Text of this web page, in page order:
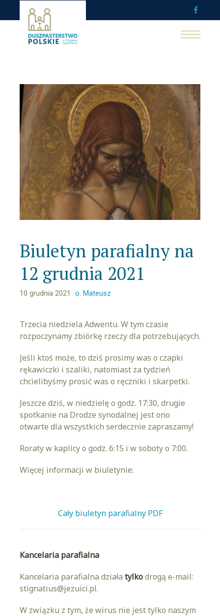
Biuletyn parafialny na
12 grudnia 2021
10 grudnia 2021 o. Mateusz
Trzecia niedziela Adwentu. W tym czasie
rozpoczynamy zbiórkę rzeczy dla potrzebujących.
Jeśli ktoś może, to dziś prosimy was o czapki
rękawiczki i szaliki, natomiast za tydzień
chcielibyśmy prosić was o ręczniki i skarpetki.
Jeszcze dziś, w niedzielę o godz. 17:30, drugie
spotkanie na Drodze synodalnej jest ono
otwarte dla wszystkich serdecznie zapraszamy!
Roraty w kaplicy o godz. 6:15 i w soboty o 7:00.
Więcej informacji w biuletynie:
Cały biuletyn parafialny PDF
Kancelaria parafialna
Kancelaria parafialna działa tylkodrogą e-mail:
stignatius@jezuici.pl.
W związku z tym, że wirus nie jest tylko naszym